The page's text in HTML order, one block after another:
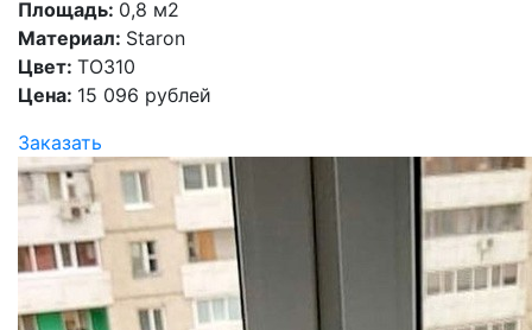
Площадь: 0,8 м2
Материал: Staron
Цвет: TO310
Цена: 15 096 рублей
Заказать